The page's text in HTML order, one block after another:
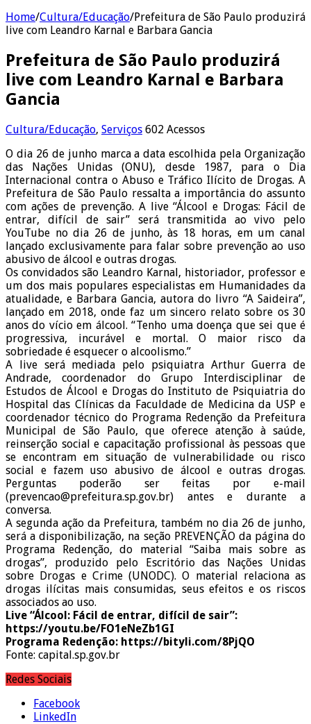
Home/Cultura/Educação/Prefeitura de São Paulo produzirá
live com Leandro Karnal e Barbara Gancia
Prefeitura de São Paulo produzirá
live com Leandro Karnal e Barbara
Gancia
Cultura/Educação, Serviços 602 Acessos
O dia 26 de junho marca a data escolhida pela Organização
das Nações Unidas (ONU), desde 1987, para o Dia
Internacional contra o Abuso e Tráfico Ilícito de Drogas. A
Prefeitura de São Paulo ressalta a importância do assunto
com ações de prevenção. A live “Álcool e Drogas: Fácil de
entrar, difícil de sair” será transmitida ao vivo pelo
YouTube no dia 26 de junho, às 18 horas, em um canal
lançado exclusivamente para falar sobre prevenção ao uso
abusivo de álcool e outras drogas.
Os convidados são Leandro Karnal, historiador, professor e
um dos mais populares especialistas em Humanidades da
atualidade, e Barbara Gancia, autora do livro “A Saideira”,
lançado em 2018, onde faz um sincero relato sobre os 30
anos do vício em álcool. “Tenho uma doença que sei que é
progressiva, incurável e mortal. O maior risco da
sobriedade é esquecer o alcoolismo.”
A live será mediada pelo psiquiatra Arthur Guerra de
Andrade, coordenador do Grupo Interdisciplinar de
Estudos de Álcool e Drogas do Instituto de Psiquiatria do
Hospital das Clínicas da Faculdade de Medicina da USP e
coordenador técnico do Programa Redenção da Prefeitura
Municipal de São Paulo, que oferece atenção à saúde,
reinserção social e capacitação profissional às pessoas que
se encontram em situação de vulnerabilidade ou risco
social e fazem uso abusivo de álcool e outras drogas.
Perguntas poderão ser feitas por e-mail
(prevencao@prefeitura.sp.gov.br) antes e durante a
conversa.
A segunda ação da Prefeitura, também no dia 26 de junho,
será a disponibilização, na seção PREVENÇÃO da página do
Programa Redenção, do material “Saiba mais sobre as
drogas”, produzido pelo Escritório das Nações Unidas
sobre Drogas e Crime (UNODC). O material relaciona as
drogas ilícitas mais consumidas, seus efeitos e os riscos
associados ao uso.
Live “Álcool: Fácil de entrar, difícil de sair”:
https://youtu.be/FO1eNeZb1GI
Programa Redenção: https://bityli.com/8PjQO
Fonte: capital.sp.gov.br
Redes Sociais
Facebook
LinkedIn